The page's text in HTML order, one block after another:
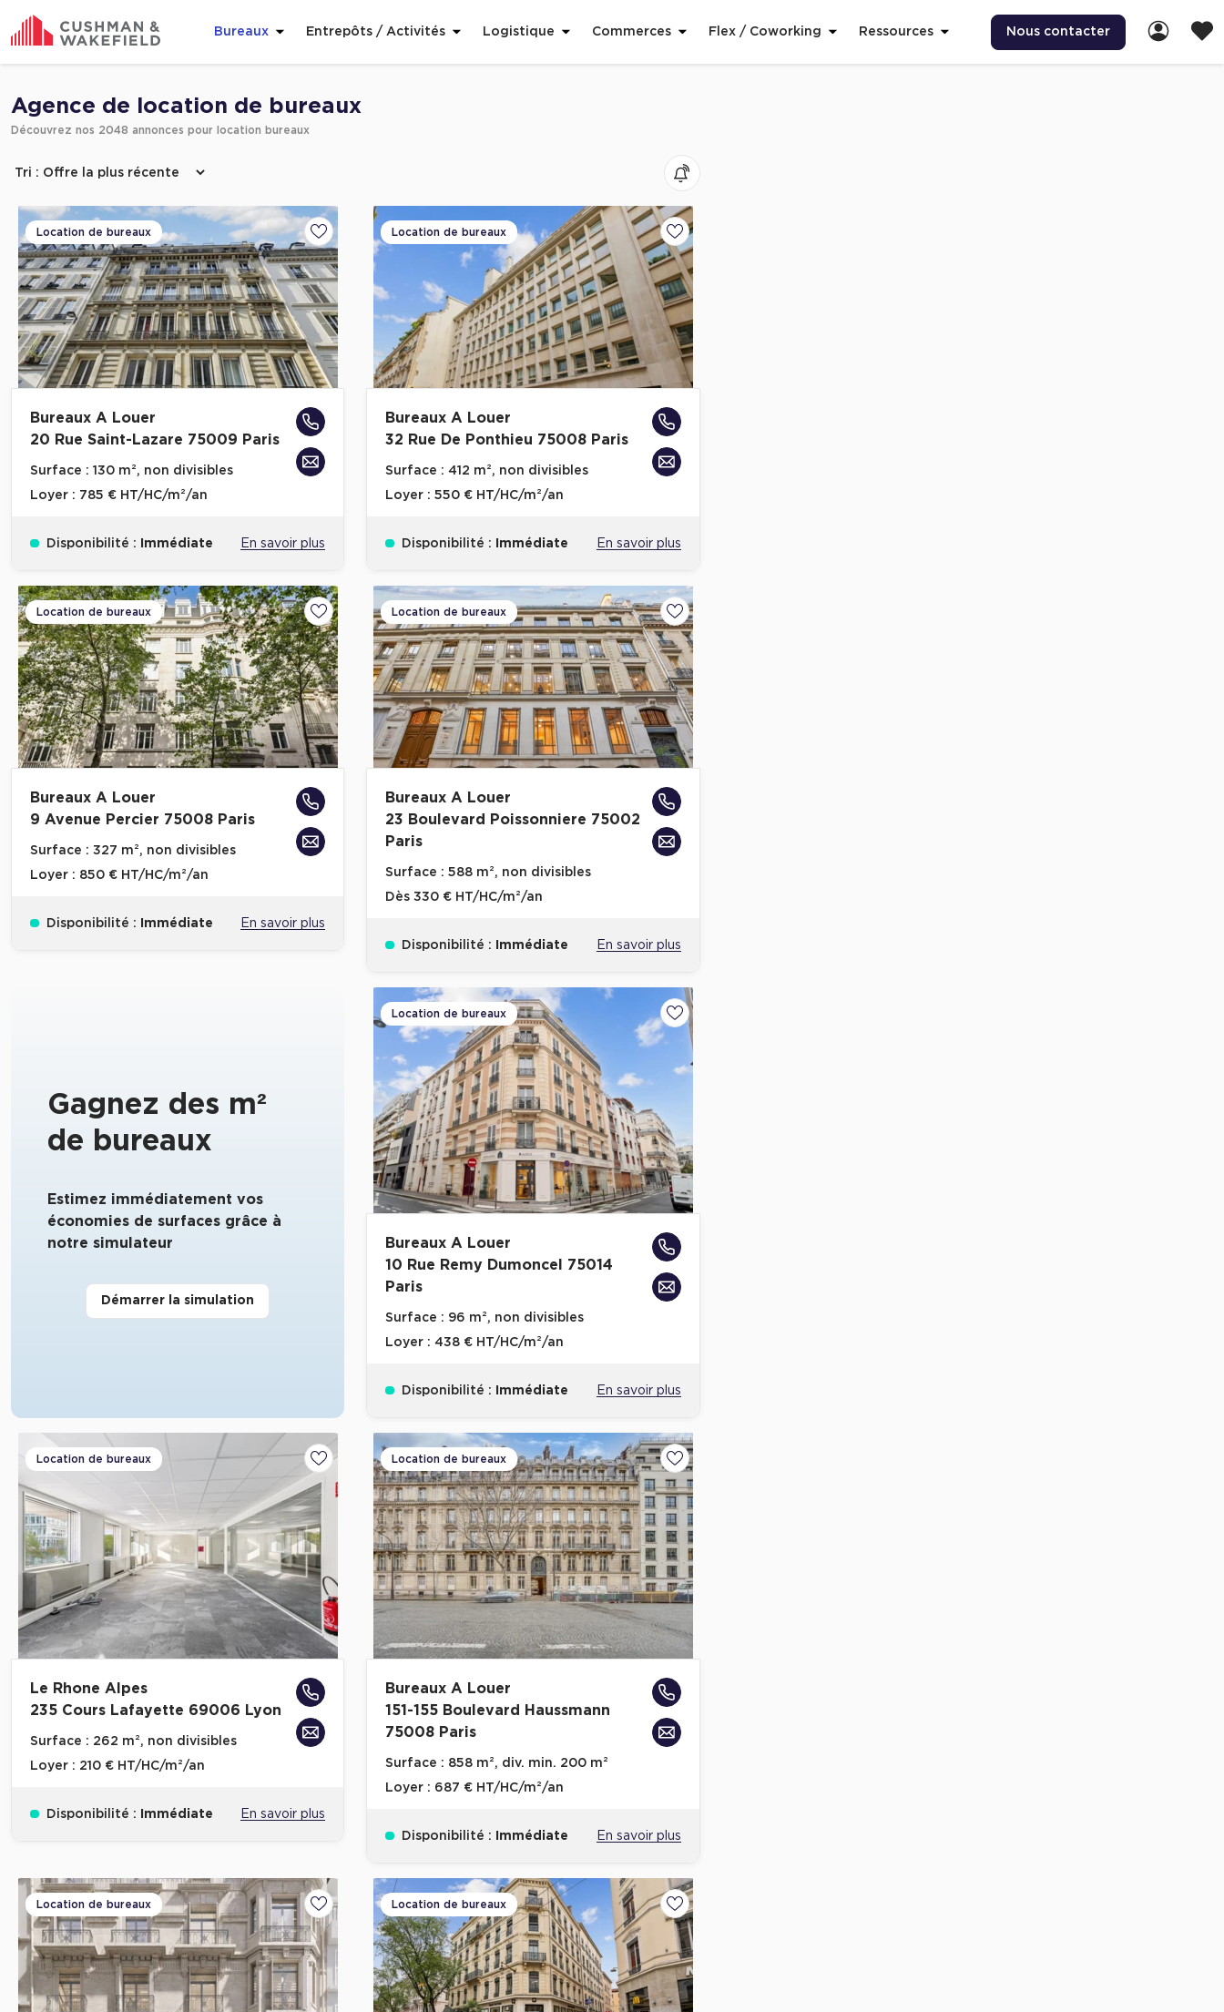
Bureaux Entrepôts / Activités Logistique Commerces Flex / Coworking Ressources Nous contacter
Agence de location de bureaux
Découvrez nos 2048 annonces pour location bureaux
Location de bureaux
Ajouter aux favoris
Bureaux A Louer
20 Rue Saint-Lazare 75009 Paris
Surface : 130 m², non divisibles
Loyer : 785 € HT/HC/m²/an
Disponibilité : Immédiate En savoir plus
Location de bureaux
Ajouter aux favoris
Bureaux A Louer
32 Rue De Ponthieu 75008 Paris
Surface : 412 m², non divisibles
Loyer :550 € HT/HC/m²/an
Disponibilité : Immédiate En savoir plus
Location de bureaux
Ajouter aux favoris
Bureaux A Louer
9 Avenue Percier 75008 Paris
Surface : 327 m², non divisibles
Loyer : 850 € HT/HC/m²/an
Disponibilité : Immédiate En savoir plus
Location de bureaux
Ajouter aux favoris
Bureaux A Louer
23 Boulevard Poissonniere 75002
Paris
Surface : 588 m², non divisibles
Dès330 € HT/HC/m²/an
Disponibilité : Immédiate En savoir plus
Gagnez des m²
de bureaux
Estimez immédiatement vos
économies de surfaces grâce à
notre simulateur
Démarrer la simulation
Location de bureaux
Ajouter aux favoris
Bureaux A Louer
10 Rue Remy Dumoncel 75014
Paris
Surface : 96 m², non divisibles
Loyer :438 € HT/HC/m²/an
Disponibilité : Immédiate En savoir plus
Location de bureaux
Ajouter aux favoris
Le Rhone Alpes
235 Cours Lafayette 69006 Lyon
Surface : 262 m², non divisibles
Loyer : 210 € HT/HC/m²/an
Disponibilité : Immédiate En savoir plus
Location de bureaux
Ajouter aux favoris
Bureaux A Louer
151-155 Boulevard Haussmann
75008 Paris
Surface : 858 m², div. min. 200 m²
Loyer : 687 € HT/HC/m²/an
Disponibilité : Immédiate En savoir plus
Location de bureaux
Ajouter aux favoris
Location de bureaux
Ajouter aux favoris